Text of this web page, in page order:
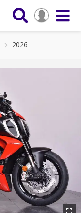
2026